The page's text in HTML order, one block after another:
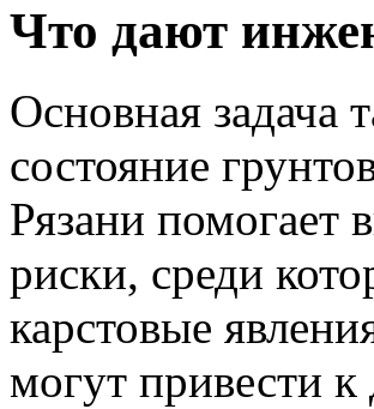
Что дают
Основная задача
состояние
Рязани помогает
риски, среди
карстовые
могут привести